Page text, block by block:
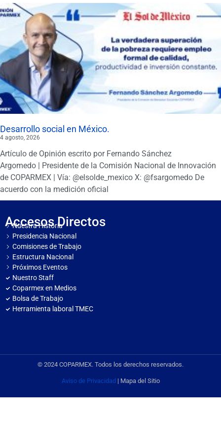
Desarrollo social en México.
4 agosto, 2026
Artículo de Opinión escrito por Fernando Sánchez
Argomedo | Presidente de la Comisión Nacional de Innovación
de COPARMEX | Vía: @elsolde_mexico X: @fsargomedo De
acuerdo con la medición oficial
Accesos Directos
Nuestra Historia
Presidencia Nacional
Comisiones de Trabajo
Estructura Nacional
Próximos Eventos
Nuestro Staff
Coparmex en Medios
Bolsa de Trabajo
Herramienta laboral TMEC
© 2024 COPARMEX. Todos los derechos reservados.
Aviso de Privacidad| Mapa del Sitio